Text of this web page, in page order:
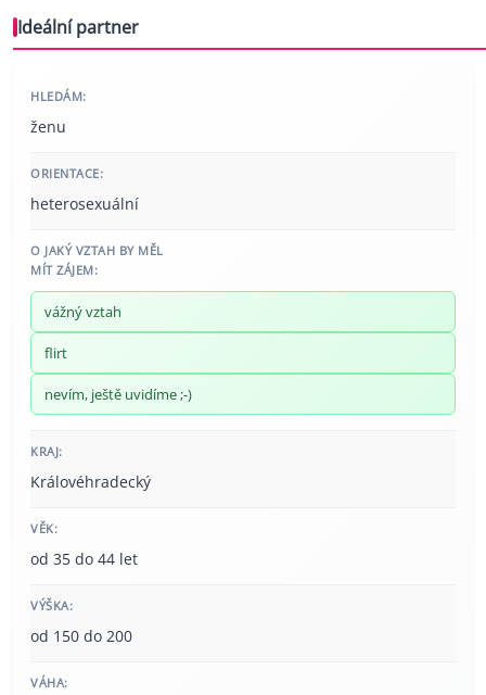
Ideální partner
HLEDÁM:
ženu
ORIENTACE:
heterosexuální
O JAKÝ VZTAH BY MĚL
MÍT ZÁJEM:
vážný vztah
flirt
nevím, ještě uvidíme ;-)
KRAJ:
Královéhradecký
VĚK:
od 35 do 44 let
VÝŠKA:
od 150 do 200
VÁHA: